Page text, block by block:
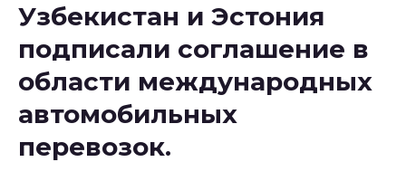
Узбекистан и Эстония
подписали соглашение в
области международных
автомобильных
перевозок.